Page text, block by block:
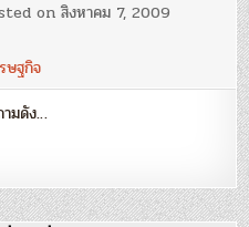
onสิงหาคม 7, 2009
ษฐกิจ
ามดัง…